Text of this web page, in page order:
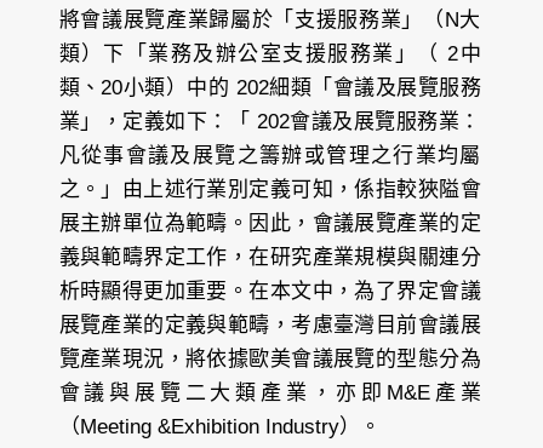
將會議展覽產業歸屬於「支援服務業」（N大
類）下「業務及辦公室支援服務業」（ 2中
類、20小類）中的 202細類「會議及展覽服務
業」，定義如下：「 202會議及展覽服務業：
凡從事會議及展覽之籌辦或管理之行業均屬
之。」由上述行業別定義可知，係指較狹隘會
展主辦單位為範疇。因此，會議展覽產業的定
義與範疇界定工作，在研究產業規模與關連分
析時顯得更加重要。在本文中，為了界定會議
展覽產業的定義與範疇，考慮臺灣目前會議展
覽產業現況，將依據歐美會議展覽的型態分為
會議與展覽二大類產業，亦即M&E產業
（Meeting &Exhibition Industry）。